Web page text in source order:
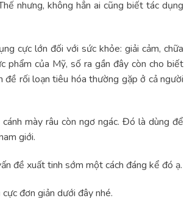
nhưng, không hẳn ai cũng biết tác dụng
cực lớn đối với sức khỏe: giải cảm, chữa
phẩm của Mỹ, số ra gần đây còn cho biết
rối loạn tiêu hóa thường gặp ở cả người
mày râu còn ngơ ngác. Đó là dùng để
giới.
đề xuất tinh sớm một cách đáng kể đó ạ.
đơn giản dưới đây nhé.